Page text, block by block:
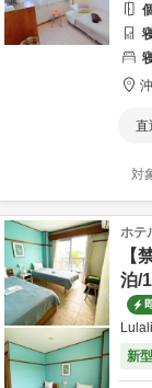
直
対
ホテ
【
泊/
新